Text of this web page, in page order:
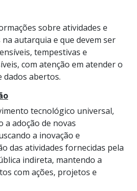
sobre atividades e
autarquia e que devem ser
tempestivas e
com atenção em atender o
dados abertos.
tecnológico universal,
a adoção de novas
a inovação e
das atividades fornecidas pela
indireta, mantendo a
com ações, projetos e